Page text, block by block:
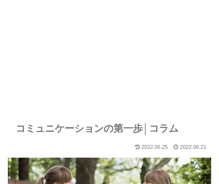
コミュニケーションの第一歩│コラム
2022.06.25 2022.06.21